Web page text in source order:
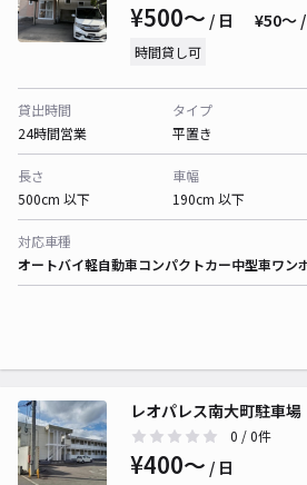
¥500〜 / 日 ¥50〜
時間貸し可
貸出時間
24時間営業
タイプ
平置き
長さ
500cm 以下
車幅
190cm 以下
対応車種
オートバイ軽自動車コンパクトカー中型車ワン
レオパレス南大町駐車場
0 / 0件
¥400〜 / 日